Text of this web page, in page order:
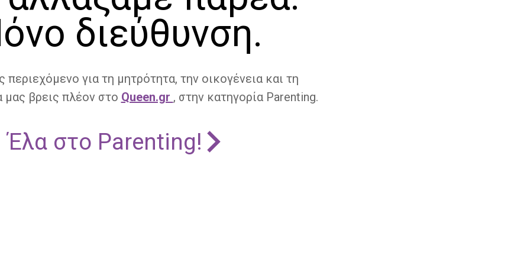
διεύθυνση.
περιεχόμενο για τη μητρότητα, την οικογένεια και τη
μας βρεις πλέον στο Queen.gr , στην κατηγορία Parenting.
Έλα στο Parenting!